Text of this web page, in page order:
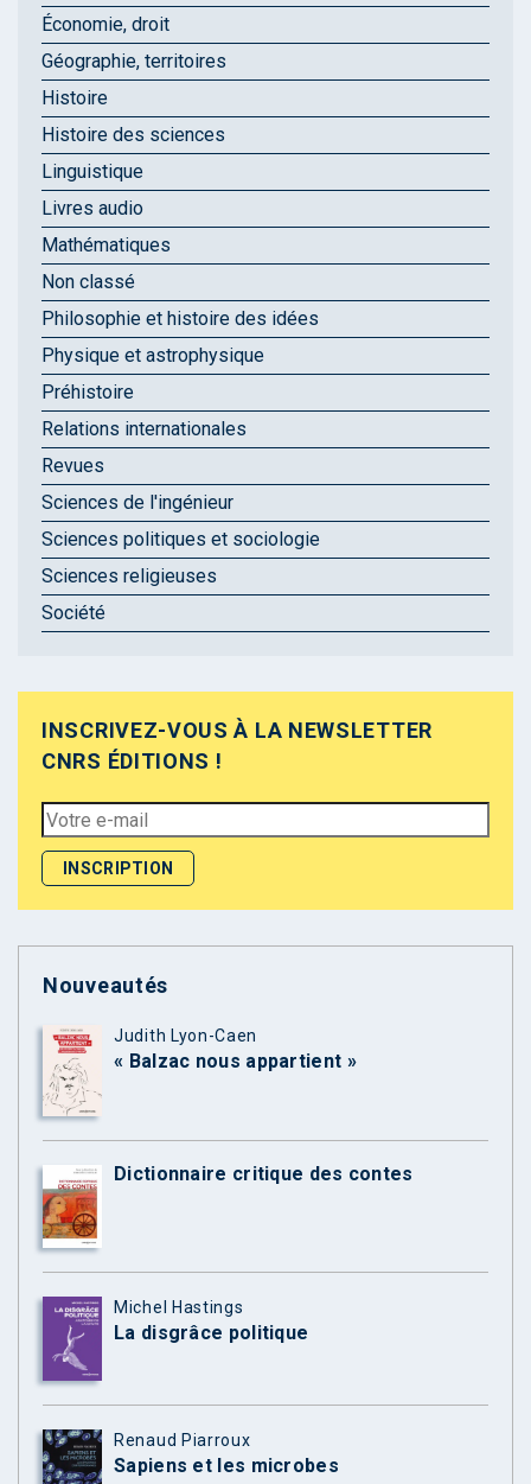
Économie, droit
Géographie, territoires
Histoire
Histoire des sciences
Linguistique
Livres audio
Mathématiques
Non classé
Philosophie et histoire des idées
Physique et astrophysique
Préhistoire
Relations internationales
Revues
Sciences de l'ingénieur
Sciences politiques et sociologie
Sciences religieuses
Société
INSCRIVEZ-VOUS À LA NEWSLETTER
CNRS ÉDITIONS !
Nouveautés
Judith Lyon-Caen
« Balzac nous appartient »
Dictionnaire critique des contes
Michel Hastings
La disgrâce politique
Renaud Piarroux
Sapiens et les microbes